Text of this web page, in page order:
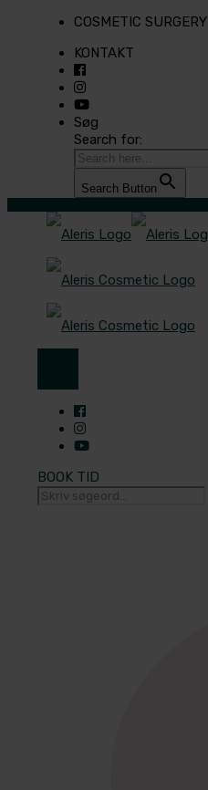
COSMETIC SURGERY
KONTAKT
Søg
Search for:
Search Button
BOOK TID